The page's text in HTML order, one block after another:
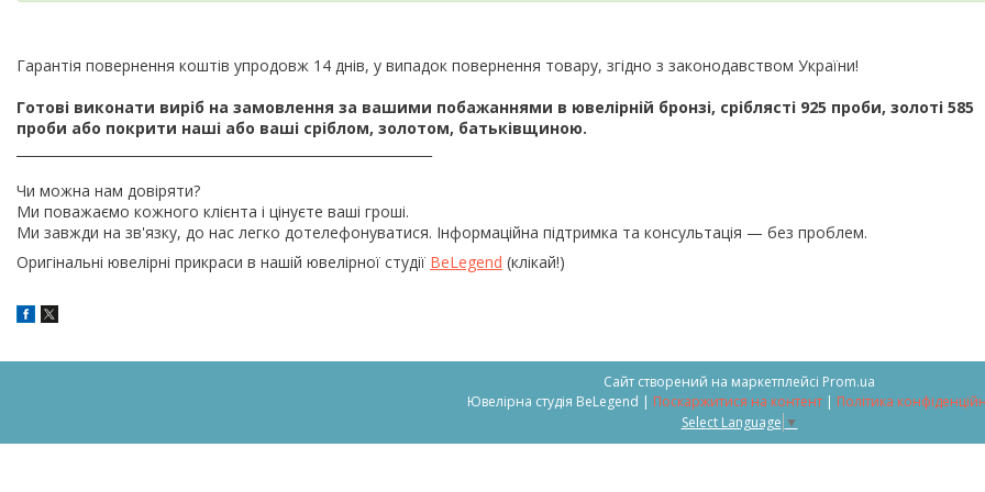
Гарантія повернення коштів упродовж 14 днів, у випадок повернення товару, згідно з законодавством України!
Готові виконати виріб на замовлення за вашими побажаннями в ювелірній бронзі, сріблясті 925 проби, золоті 585
проби або покрити наші або ваші сріблом, золотом, батьківщиною.
Чи можна нам довіряти?
Ми поважаємо кожного клієнта і цінуєте ваші гроші.
Ми завжди на зв'язку, до нас легко дотелефонуватися. Інформаційна підтримка та консультація — без проблем.
Оригінальні ювелірні прикраси в нашій ювелірної студії BeLegend (клікай!)
Сайт створений на маркетплейсі Prom.ua
Ювелірна студія BeLegend | Поскаржитися на контент | Політика
Select Language ▼